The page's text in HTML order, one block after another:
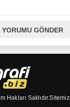
Hakları